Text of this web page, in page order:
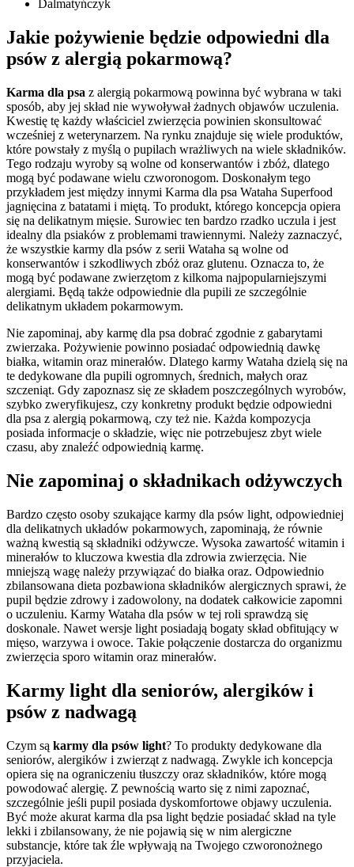
Dalmatyńczyk
Jakie pożywienie będzie odpowiedni dla
psów z alergią pokarmową?
Karma dla psa z alergią pokarmową powinna być wybrana w taki
sposób, aby jej skład nie wywoływał żadnych objawów uczulenia.
Kwestię tę każdy właściciel zwierzęcia powinien skonsultować
wcześniej z weterynarzem. Na rynku znajduje się wiele produktów,
które powstały z myślą o pupilach wrażliwych na wiele składników.
Tego rodzaju wyroby są wolne od konserwantów i zbóż, dlatego
mogą być podawane wielu czworonogom. Doskonałym tego
przykładem jest między innymi Karma dla psa Wataha Superfood
jagnięcina z batatami i miętą. To produkt, którego koncepcja opiera
się na delikatnym mięsie. Surowiec ten bardzo rzadko uczula i jest
idealny dla psiaków z problemami trawiennymi. Należy zaznaczyć,
że wszystkie karmy dla psów z serii Wataha są wolne od
konserwantów i szkodliwych zbóż oraz glutenu. Oznacza to, że
mogą być podawane zwierzętom z kilkoma najpopularniejszymi
alergiami. Będą także odpowiednie dla pupili ze szczególnie
delikatnym układem pokarmowym.
Nie zapominaj, aby karmę dla psa dobrać zgodnie z gabarytami
zwierzaka. Pożywienie powinno posiadać odpowiednią dawkę
białka, witamin oraz minerałów. Dlatego karmy Wataha dzielą się na
te dedykowane dla pupili ogromnych, średnich, małych oraz
szczeniąt. Gdy zapoznasz się ze składem poszczególnych wyrobów,
szybko zweryfikujesz, czy konkretny produkt będzie odpowiedni
dla psa z alergią pokarmową, czy też nie. Każda kompozycja
posiada informacje o składzie, więc nie potrzebujesz zbyt wiele
czasu, aby znaleźć odpowiednią karmę.
Nie zapominaj o składnikach odżywczych
Bardzo często osoby szukające karmy dla psów light, odpowiedniej
dla delikatnych układów pokarmowych, zapominają, że równie
ważną kwestią są składniki odżywcze. Wysoka zawartość witamin i
minerałów to kluczowa kwestia dla zdrowia zwierzęcia. Nie
mniejszą wagę należy przywiązać do białka oraz. Odpowiednio
zbilansowana dieta pozbawiona składników alergicznych sprawi, że
pupil będzie zdrowy i zadowolony, na dodatek całkowicie zapomni
o uczuleniu. Karmy Wataha dla psów w tej roli sprawdzą się
doskonale. Nawet wersje light posiadają bogaty skład obfitujący w
mięso, warzywa i owoce. Takie połączenie dostarcza do organizmu
zwierzęcia sporo witamin oraz minerałów.
Karmy light dla seniorów, alergików i
psów z nadwagą
Czym są karmy dla psów light? To produkty dedykowane dla
seniorów, alergików i zwierząt z nadwagą. Zwykle ich koncepcja
opiera się na ograniczeniu tłuszczy oraz składników, które mogą
powodować alergię. Z pewnością warto się z nimi zapoznać,
szczególnie jeśli pupil posiada dyskomfortowe objawy uczulenia.
Być może akurat karma dla psa light będzie posiadać skład na tyle
lekki i zbilansowany, że nie pojawią się w nim alergiczne
substancje, które tak źle wpływają na Twojego czworonożnego
przyjaciela.